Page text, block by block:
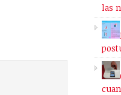
las